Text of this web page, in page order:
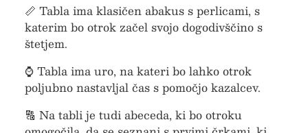
📏 Tabla ima klasičen abakus s perlicami, s
katerim bo otrok začel svojo dogodivščino s
štetjem.
⌚ Tabla ima uro, na kateri bo lahko otrok
poljubno nastavljal čas s pomočjo kazalcev.
🔠 Na tabli je tudi abeceda, ki bo otroku